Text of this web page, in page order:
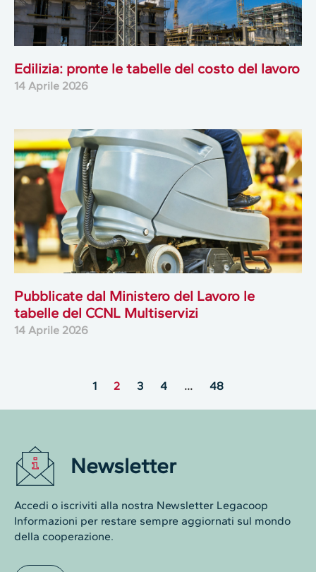
Edilizia: pronte le tabelle del costo del lavoro
14 Aprile 2026
Pubblicate dal Ministero del Lavoro le
tabelle del CCNL Multiservizi
14 Aprile 2026
1 2 3 4 … 48
Newsletter
Accedi o iscriviti alla nostra Newsletter Legacoop
Informazioni per restare sempre aggiornati sul mondo
della cooperazione.